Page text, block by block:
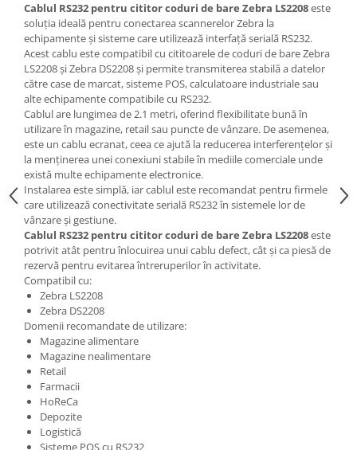
Role hartie termica
Etichete marcator pret
Etichete termice autoadezive
Eichete pentru raft
Solutii magazine Retail-HoReCa
Sisteme de afisare in magazin
Cosuri si carucioare
Refurbished
Programe de vanzare / gestiune si
servicii
Pentru HoReCa
Pentru magazine
Cablul RS232 pentru cititor coduri de bare Zebra LS2208este
soluția ideală pentru conectarea scannerelor Zebra la
echipamente și sisteme care utilizează interfață serială RS232.
Acest cablu este compatibil cu cititoarele de coduri de bare Zebra
LS2208 și Zebra DS2208 și permite transmiterea stabilă a datelor
către case de marcat, sisteme POS, calculatoare industriale sau
alte echipamente compatibile cu RS232.
Cablul are lungimea de 2.1 metri, oferind flexibilitate bună în
utilizare în magazine, retail sau puncte de vânzare. De asemenea,
este un cablu ecranat, ceea ce ajută la reducerea interferențelor și
la menținerea unei conexiuni stabile în mediile comerciale unde
există multe echipamente electronice.
Instalarea este simplă, iar cablul este recomandat pentru firmele
care utilizează conectivitate serială RS232 în sistemele lor de
vânzare și gestiune.
Cablul RS232 pentru cititor coduri de bare Zebra LS2208este
potrivit atât pentru înlocuirea unui cablu defect, cât și ca piesă de
rezervă pentru evitarea întreruperilor în activitate.
Compatibil cu:
Zebra LS2208
Zebra DS2208
Domenii recomandate de utilizare:
Magazine alimentare
Magazine nealimentare
Retail
Farmacii
HoReCa
Depozite
Logistică
Sisteme POS cu RS232